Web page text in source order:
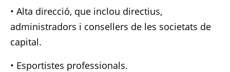
• Alta direcció, que inclou directius,
administradors i consellers de les societats de
capital.
• Esportistes professionals.